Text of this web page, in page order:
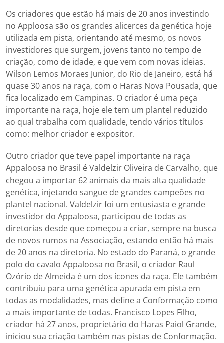
Os criadores que estão há mais de 20 anos investindo
no Apploosa são os grandes alicerces da genética hoje
utilizada em pista, orientando até mesmo, os novos
investidores que surgem, jovens tanto no tempo de
criação, como de idade, e que vem com novas ideias.
Wilson Lemos Moraes Junior, do Rio de Janeiro, está há
quase 30 anos na raça, com o Haras Nova Pousada, que
fica localizado em Campinas. O criador é uma peça
importante na raça, hoje ele tem um plantel reduzido
ao qual trabalha com qualidade, tendo vários títulos
como: melhor criador e expositor.
Outro criador que teve papel importante na raça
Appaloosa no Brasil é Valdelzir Oliveira de Carvalho, que
chegou a importar 62 animais da mais alta qualidade
genética, injetando sangue de grandes campeões no
plantel nacional. Valdelzir foi um entusiasta e grande
investidor do Appaloosa, participou de todas as
diretorias desde que começou a criar, sempre na busca
de novos rumos na Associação, estando então há mais
de 20 anos na diretoria. No estado do Paraná, o grande
polo do cavalo Appaloosa no Brasil, o criador Raul
Ozório de Almeida é um dos ícones da raça. Ele também
contribuiu para uma genética apurada em pista em
todas as modalidades, mas define a Conformação como
a mais importante de todas. Francisco Lopes Filho,
criador há 27 anos, proprietário do Haras Paiol Grande,
iniciou sua criação também nas pistas de Conformação.